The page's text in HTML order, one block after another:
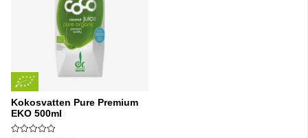
Kokosvatten Pure Premium
EKO 500ml